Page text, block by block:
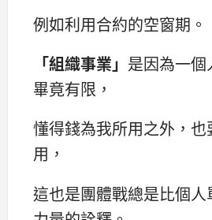
例如利用合約的空窗期。
「組織事業」 是因為一
畢竟有限，
懂得錢為我所用之外，
用，
這也是團體戰總是比個